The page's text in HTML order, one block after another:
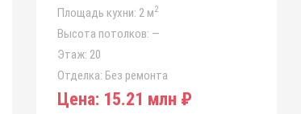
Площадь кухни: 2 м2
Высота потолков: —
Этаж: 20
Отделка: Без ремонта
Цена: 15.21 млн ₽